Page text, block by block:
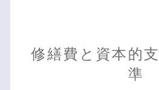
修繕費と資本的
準